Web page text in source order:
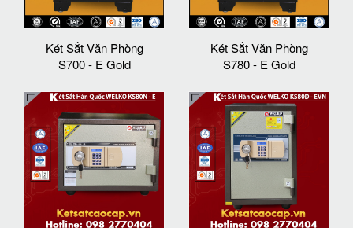
Két Sắt Văn Phòng
S700 - E Gold
Két Sắt Văn Phòng
S780 - E Gold